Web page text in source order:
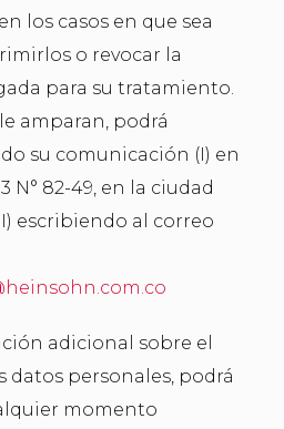
los casos en que sea
o revocar la
para su tratamiento.
amparan, podrá
su comunicación (I) en
N° 82-49, en la ciudad
escribiendo al correo
adicional sobre el
datos personales, podrá
momento